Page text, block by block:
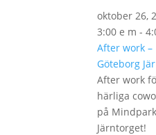
oktober 26,
3:00 e m -
After work –
Göteborg
After work
härliga
på Mindpark
Järntorget!